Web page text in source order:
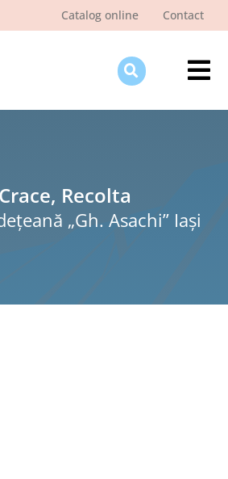
Catalog online Contact
Recolta
„Gh. Asachi” Iaşi